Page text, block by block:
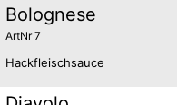
Bolognese
ArtNr 7
Hackfleischsauce